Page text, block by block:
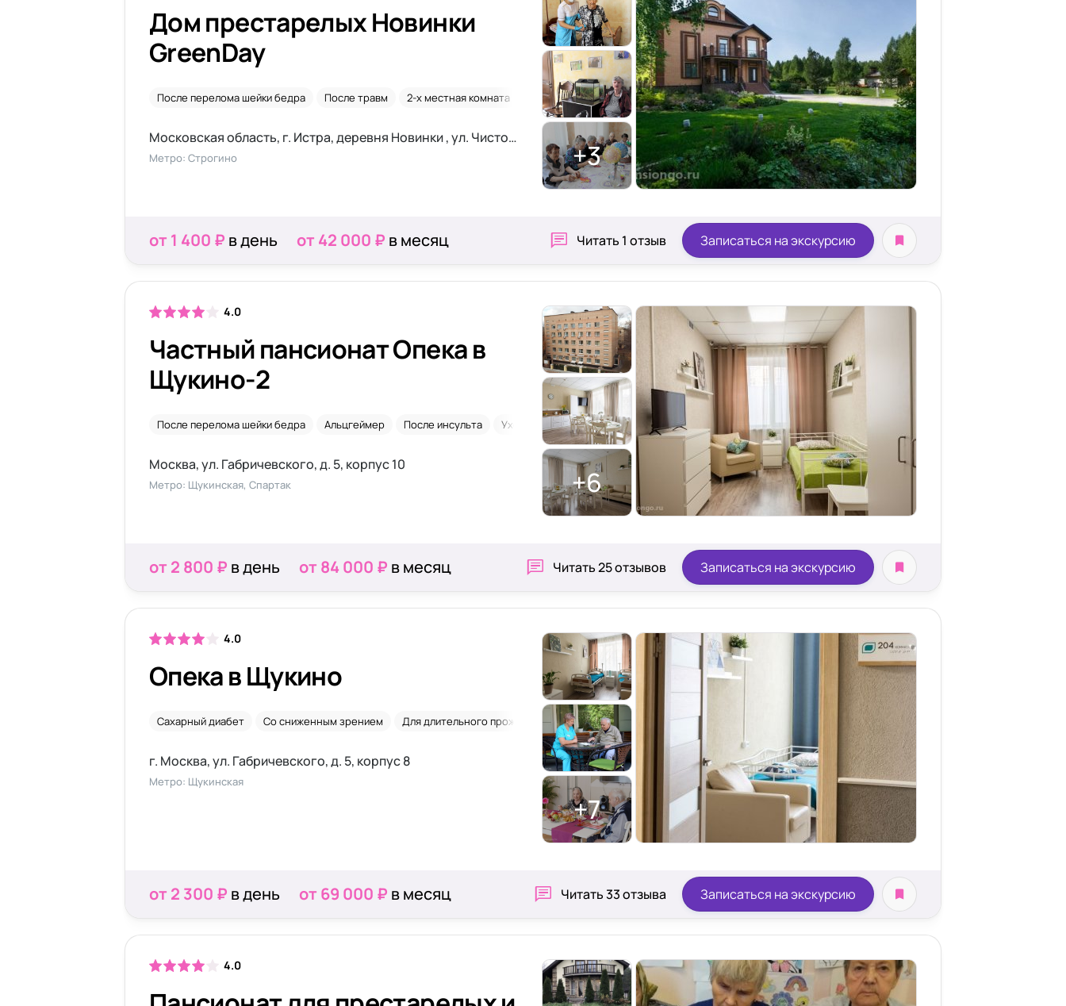
Дом престарелых Новинки
GreenDay
После перелома шейки бедра После травм 2-х местная комната Альцгеймер Для длительного проживания
Московская область, г. Истра, деревня Новинки , ул. Чистопрудная, д. 151,
Метро: Строгино +3
от 1 400 ₽ в день от 42 000 ₽ в месяц Читать 1 отзыв Записаться на экскурсию
4.0
Частный пансионат Опека в
Щукино-2
После перелома шейки бедра Альцгеймер После инсульта Уход 24/7 Сиделки
Москва, ул. Габричевского, д. 5, корпус 10
Метро: Щукинская, Спартак +6
от 2 800 ₽ в день от 84 000 ₽ в месяц Читать25 отзывов Записаться на экскурсию
4.0
Опека в Щукино
Сахарный диабет Со сниженным зрением Для длительного проживания Деменция 2-х местная комната
г. Москва, ул. Габричевского, д. 5, корпус 8
Метро: Щукинская
+7
от 2 300 ₽ в день от 69 000 ₽ в месяц Читать33 отзыва Записаться на экскурсию
4.0